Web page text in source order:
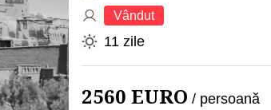
Vândut
11 zile
2560 EURO / persoană